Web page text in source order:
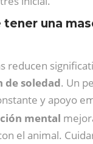
una
reducen
de soledad. Un
y apoyo
mental
el animal.